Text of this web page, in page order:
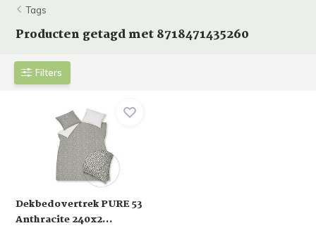
Tags
Producten getagd met 8718471435260
Filters
Dekbedovertrek PURE 53
Anthracite 240x2...